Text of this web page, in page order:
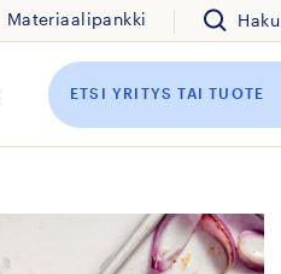
Materiaalipankki Haku
ETSI YRITYS TAI TUOTE